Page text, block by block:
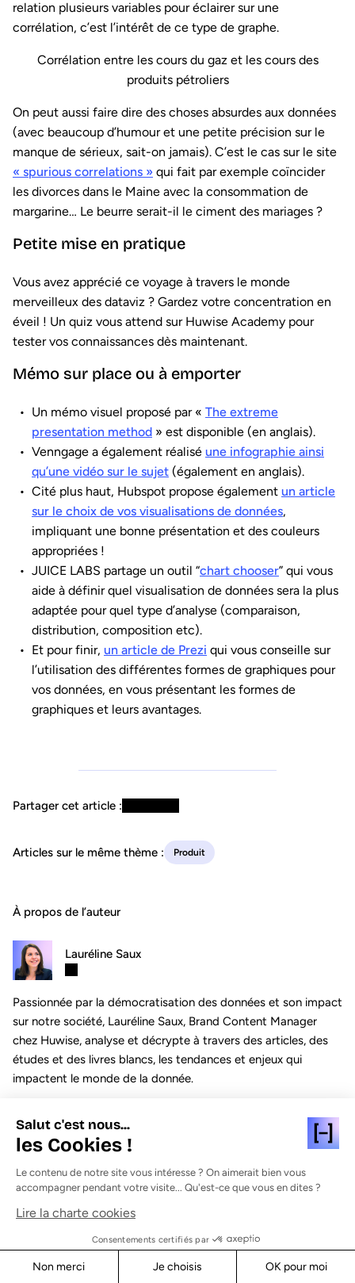
relation plusieurs variables pour éclairer sur une
corrélation, c’est l’intérêt de ce type de graphe.
Corrélation entre les cours du gaz et les cours des
produits pétroliers
On peut aussi faire dire des choses absurdes aux données
(avec beaucoup d’humour et une petite précision sur le
manque de sérieux, sait-on jamais). C’est le cas sur le site
« spurious correlations » qui fait par exemple coïncider
les divorces dans le Maine avec la consommation de
margarine… Le beurre serait-il le ciment des mariages ?
Petite mise en pratique
Vous avez apprécié ce voyage à travers le monde
merveilleux des dataviz ? Gardez votre concentration en
éveil ! Un quiz vous attend sur Huwise Academy pour
tester vos connaissances dès maintenant.
Mémo sur place ou à emporter
Un mémo visuel proposé par « The extreme
presentation method » est disponible (en anglais).
Venngage a également réalisé une infographie ainsi
qu’une vidéo sur le sujet (également en anglais).
Cité plus haut, Hubspot propose également un article
sur le choix de vos visualisations de données,
impliquant une bonne présentation et des couleurs
appropriées !
JUICE LABS partage un outil “chart chooser” qui vous
aide à définir quel visualisation de données sera la plus
adaptée pour quel type d’analyse (comparaison,
distribution, composition etc).
Et pour finir, un article de Prezi qui vous conseille sur
l’utilisation des différentes formes de graphiques pour
vos données, en vous présentant les formes de
graphiques et leurs avantages.
Partager cet article :
Articles sur le même thème : Produit
À propos de l’auteur
Lauréline Saux
Passionnée par la démocratisation des données et son impact
sur notre société, Lauréline Saux, Brand Content Manager
chez Huwise, analyse et décrypte à travers des articles, des
études et des livres blancs, les tendances et enjeux qui
impactent le monde de la donnée.
Plus d'articles
Plus d’articles
Salut c'est nous...
les Cookies !
Le contenu de notre site vous intéresse ? On aimerait bien vous
accompagner pendant votre visite... Qu'est-ce que vous en dites ?
Lire la charte cookies
Consentements certifiés par
Non merci Je choisis OK pour moi